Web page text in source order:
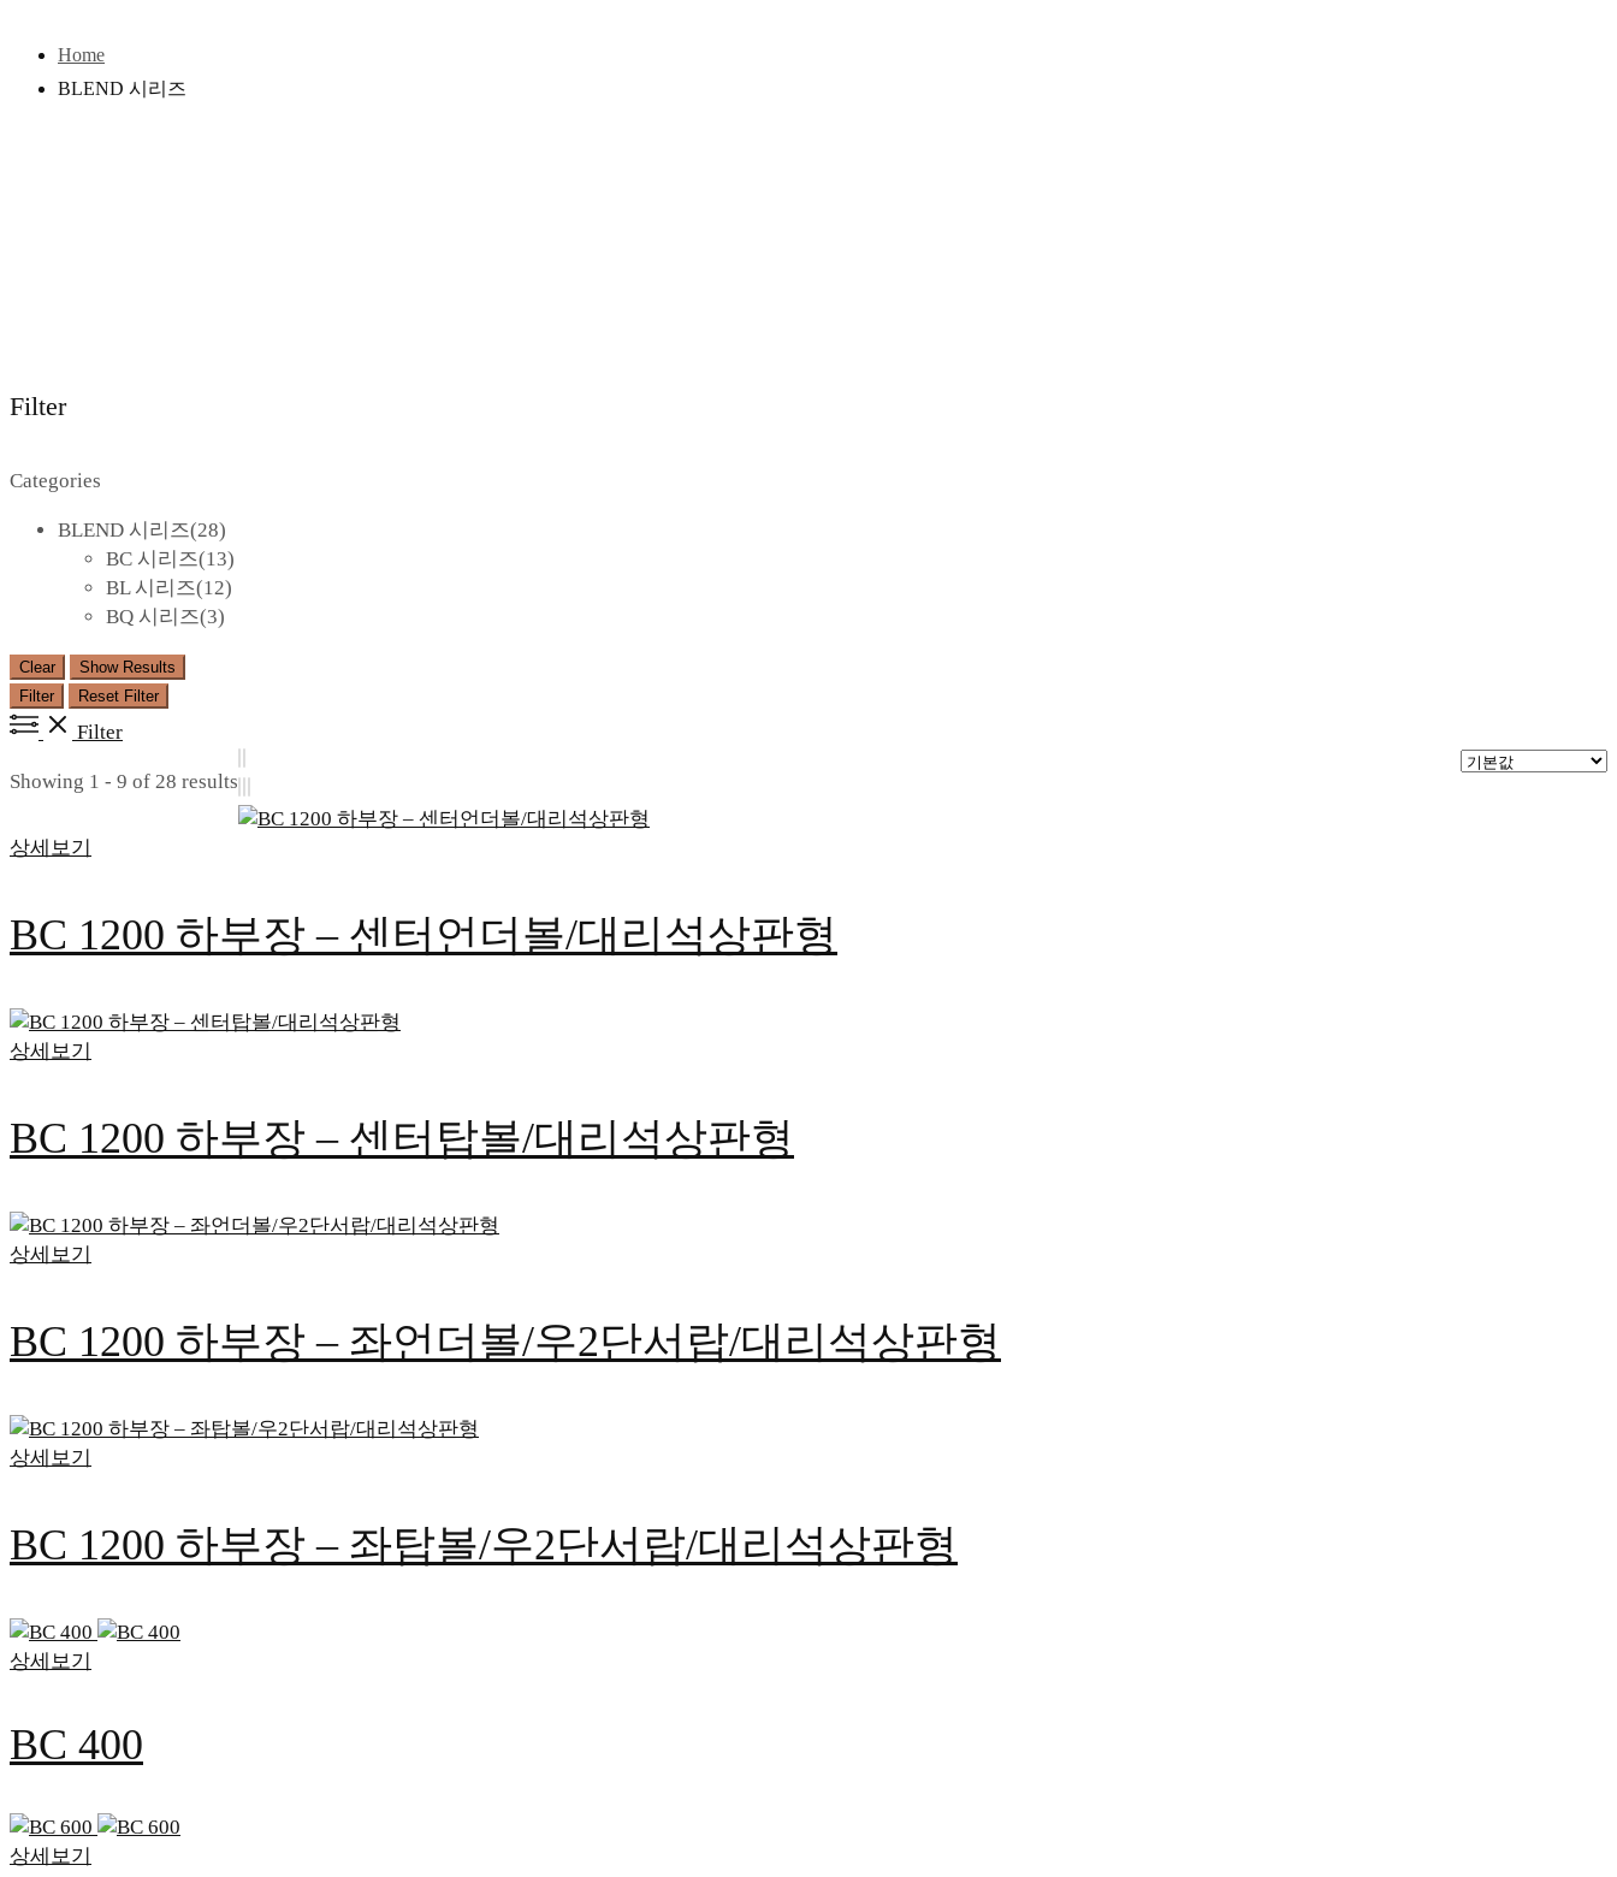
Home
BLEND 시리즈
Filter
Categories
BLEND 시리즈(28)
BC 시리즈(13)
BL 시리즈(12)
BQ 시리즈(3)
Clear
Show Results
Filter
Reset Filter
Filter
Showing 1 - 9 of 28 results
상세보기
BC 1200 하부장 – 센터언더볼/대리석상판형
상세보기
BC 1200 하부장 – 센터탑볼/대리석상판형
상세보기
BC 1200 하부장 – 좌언더볼/우2단서랍/대리석상판형
상세보기
BC 1200 하부장 – 좌탑볼/우2단서랍/대리석상판형
상세보기
BC 400
상세보기